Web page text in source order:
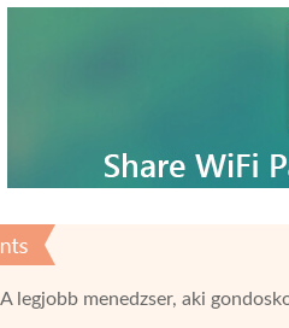
legjobb menedzser, aki